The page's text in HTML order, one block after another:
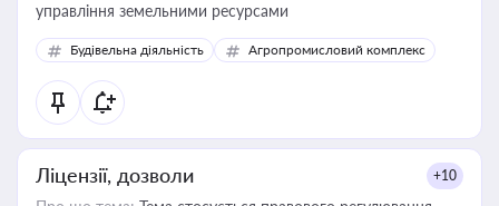
управління земельними ресурсами
Будівельна діяльність Агропромисловий комплекс
Ліцензії, дозволи +10